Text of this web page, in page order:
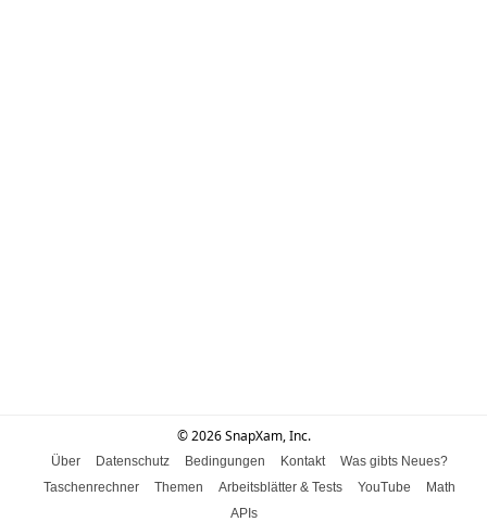
© 2026 SnapXam, Inc.
Über Datenschutz Bedingungen Kontakt
Was gibts Neues?
Taschenrechner
Themen Arbeitsblätter & Tests YouTube
Math
APIs